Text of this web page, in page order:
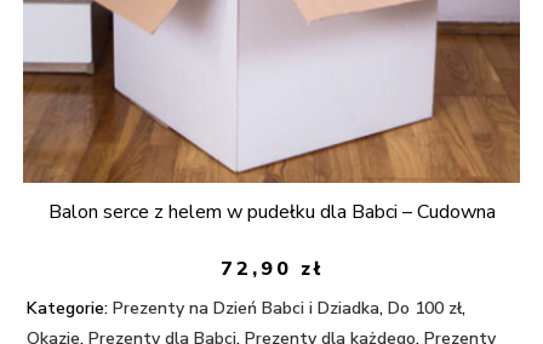
Balon serce z helem w pudełku dla Babci – Cudowna
72,90 zł
Kategorie: Prezenty na Dzień Babci i Dziadka,Do 100 zł,
Okazje,Prezenty dla Babci,Prezenty dla każdego,Prezenty